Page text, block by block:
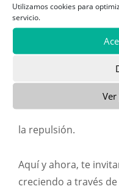
Utilizamos cookies para
servicio.
El aprendizaje
desde el interés y el
la ira, el desamparo,
emocional por el
oposición
la repulsión.
Aquí y ahora, te
creciendo a través